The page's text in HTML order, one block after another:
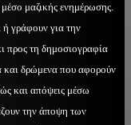
μαζικής ενημέρωσης.
ή γράφουν για την
προς τη δημοσιογραφία
και δρώμενα που αφορούν
και απόψεις μέσω
την άποψη των